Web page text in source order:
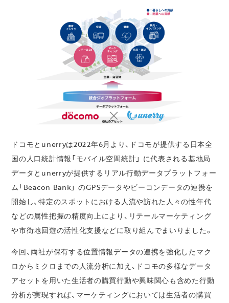
ドコモとunerryは2022年6月より、ドコモが提供する日本全
国の人口統計情報「モバイル空間統計」 に代表される基地局
データとunerryが提供するリアル行動データプラットフォー
ム「Beacon Bank」 のGPSデータやビーコンデータの連携を
開始し、特定のスポットにおける人流や訪れた人々の性年代
などの属性把握の精度向上により、リテールマーケティング
や市街地回遊の活性化支援などに取り組んでまいりました。
今回、両社が保有する位置情報データの連携を強化したマク
ロからミクロまでの人流分析に加え、ドコモの多様なデータ
アセットを用いた生活者の購買行動や興味関心も含めた行動
分析が実現すれば、マーケティングにおいては生活者の購買